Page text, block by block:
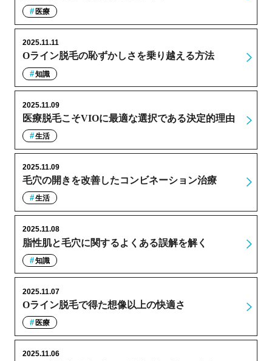
医療
Oライン脱毛の恥ずかしさを乗り越える方法
2025.11.11
知識
医療脱毛こそVIOに最適な選択である決定的理由
2025.11.09
生活
毛穴の開きを改善したコンビネーション治療
2025.11.09
生活
脂性肌と毛穴に関するよくある誤解を解く
2025.11.08
知識
Oライン脱毛で得た想像以上の快適さ
2025.11.07
医療
2025.11.06